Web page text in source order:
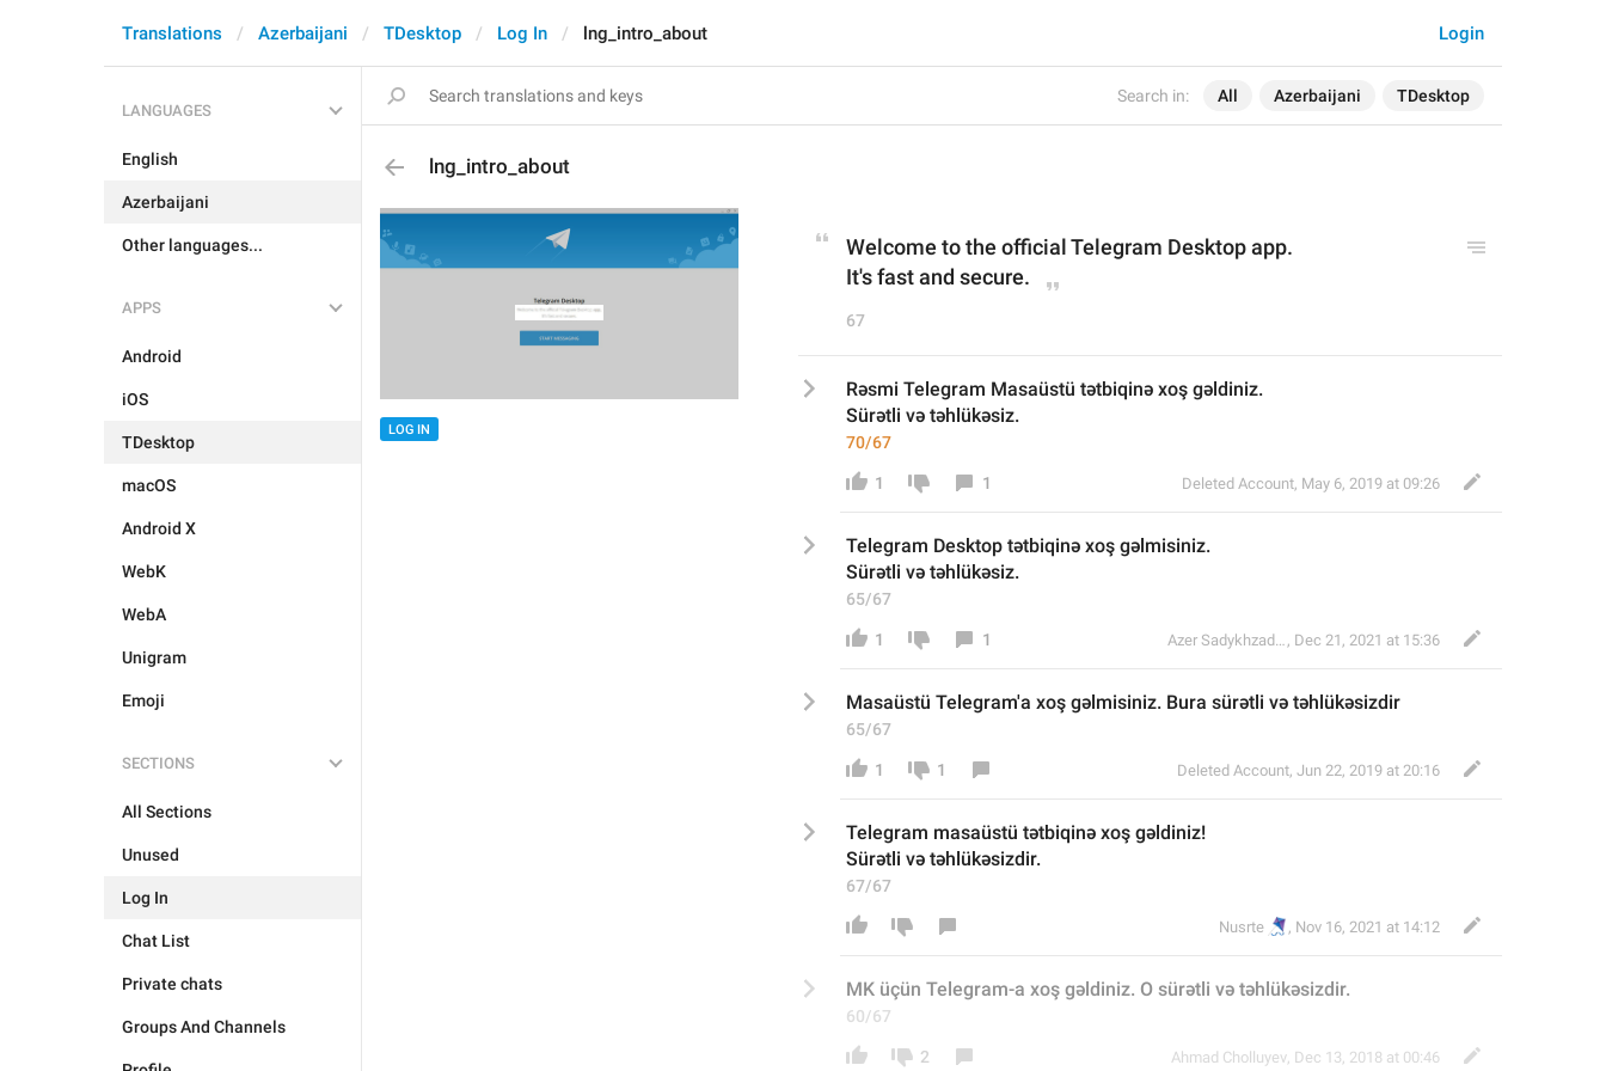
Search in: All Azerbaijani TDesktop
Login
Translations Azerbaijani TDesktop Log In lng_intro_about
LANGUAGES
English
Azerbaijani
Other languages...
APPS
Android
iOS
TDesktop
macOS
Android X
WebK
WebA
Unigram
Emoji
SECTIONS
All Sections
Unused
Log In
Chat List
Private chats
Groups And Channels
lng_intro_about
LOG IN
Welcome to the official Telegram Desktop app.
It's fast and secure.
67
Rəsmi Telegram Masaüstü tətbiqinə xoş gəldiniz.
Sürətli və təhlükəsiz.
70/67
1 1 Deleted Account, May 6, 2019 at 09:26
Telegram Desktop tətbiqinə xoş gəlmisiniz.
Sürətli və təhlükəsiz.
65/67
1 1 Azer Sadykhzadeh , Dec 21, 2021 at 15:36
Masaüstü Telegram'a xoş gəlmisiniz. Bura sürətli və təhlükəsizdir
65/67
1 1 Deleted Account, Jun 22, 2019 at 20:16
Telegram masaüstü tətbiqinə xoş gəldiniz!
Sürətli və təhlükəsizdir.
67/67
Nusrte
🪁
, Nov 16, 2021 at 14:12
MK üçün Telegram-a xoş gəldiniz. O sürətli və təhlükəsizdir.
60/67
2 Ahmad Cholluyev, Dec 13, 2018 at 00:46